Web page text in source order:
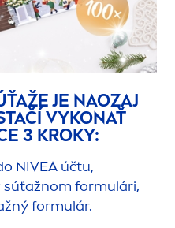
JE NAOZAJ
VYKONAŤ
3 KROKY:
NIVEA účtu,
súťažnom formulári,
formulár.